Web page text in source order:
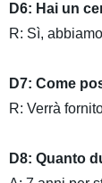
D6: Hai un
R: Sì,
D7: Come
R: Verrà
D8: Quanto